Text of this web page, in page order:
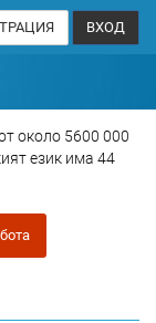
ВХОД
около 5600 000
език има 44